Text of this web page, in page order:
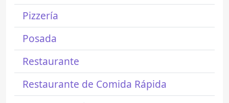
Pizzería
Posada
Restaurante
Restaurante de Comida Rápida